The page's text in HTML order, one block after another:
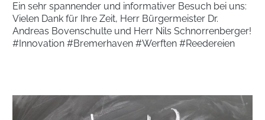
Ein sehr spannender und informativer Besuch bei uns:
Vielen Dank für Ihre Zeit, Herr Bürgermeister Dr.
Andreas Bovenschulte und Herr Nils Schnorrenberger!
#Innovation #Bremerhaven #Werften #Reedereien